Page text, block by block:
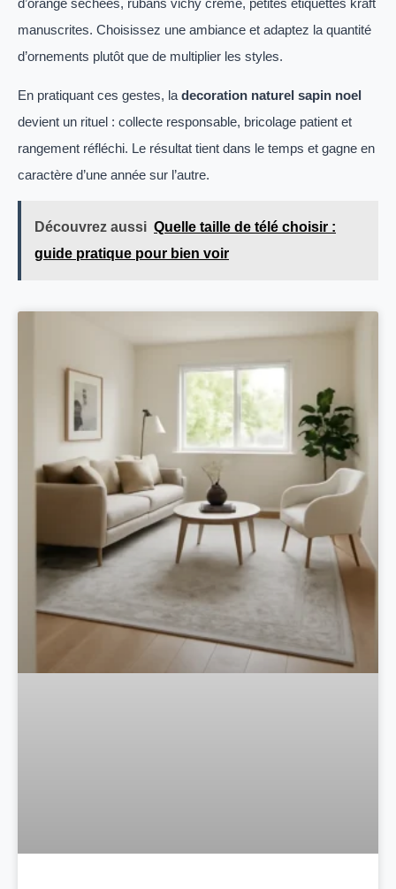
manuscrites. Choisissez une ambiance et adaptez la quantité
d’ornements plutôt que de multiplier les styles.
En pratiquant ces gestes, la decoration naturel sapin noel
devient un rituel : collecte responsable, bricolage patient et
rangement réfléchi. Le résultat tient dans le temps et gagne en
caractère d’une année sur l’autre.
Découvrez aussi Quelle taille de télé choisir :
guide pratique pour bien voir